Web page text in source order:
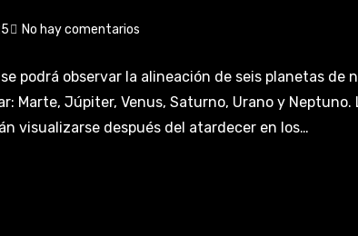
No hay comentarios
podrá observar la alineación de seis planetas de
Marte, Júpiter, Venus, Saturno, Urano y Neptuno.
visualizarse después del atardecer en los…